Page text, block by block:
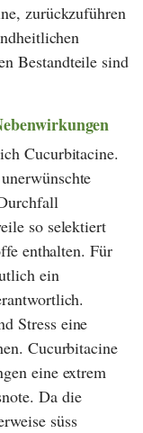
zurückzuführen
Bestandteile sind
Cucurbitacine.
so selektiert
enthalten. Für
ein
Stress eine
Cucurbitacine
eine extrem
Da die
süss